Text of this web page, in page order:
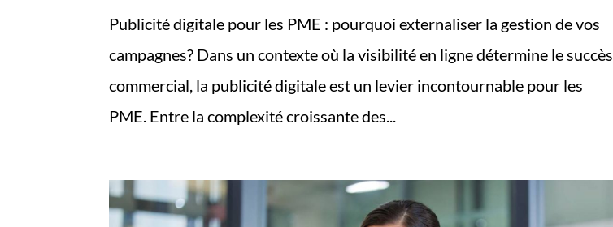
Publicité digitale pour les PME : pourquoi externaliser la gestion de vos
campagnes? Dans un contexte où la visibilité en ligne détermine le succès
commercial, la publicité digitale est un levier incontournable pour les
PME. Entre la complexité croissante des...